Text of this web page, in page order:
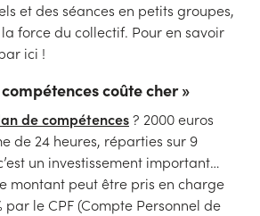
et des séances en petits groupes,
force du collectif. Pour en savoir
ici !
coûte cher »
de compétences? 2000 euros
de 24 heures, réparties sur 9
un investissement important…
montant peut être pris en charge
par le CPF (Compte Personnel de